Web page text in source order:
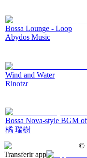
Bossa Lounge - Loop
Abydos Music
Wind and Water
Rinotzr
Bossa Nova-style BGM
橘 瑞樹
©
Transferir app